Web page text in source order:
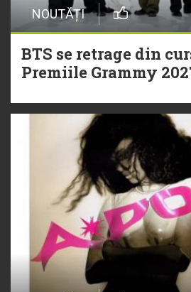
NOUTĂȚI
BTS se retrage din
Premiile Grammy